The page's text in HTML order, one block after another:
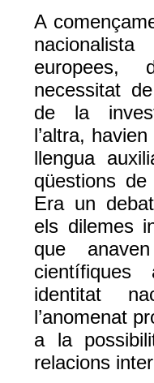
A
necessitat
de la
l’altra,
llengua
qüestions de
Era un
els dilemes
que
identitat
l’anomenat
a la
relacions